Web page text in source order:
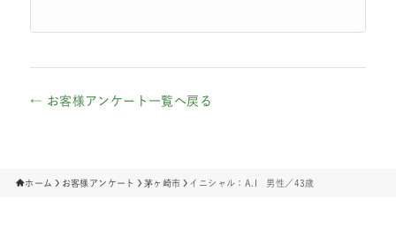
← お客様アンケート一覧へ戻る
ホーム お客様アンケート 茅ヶ崎市 イニシャル：A.I 男性／43歳